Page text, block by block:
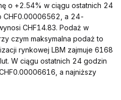
o +2.54% w ciągu ostatnich 24
CHF0.00006562, a 24-
CHF14.83. Podaż w
czym maksymalna podaż to
rynkowej LBM zajmuje 6168
W ciągu ostatnich 24 godzin
a najniższy